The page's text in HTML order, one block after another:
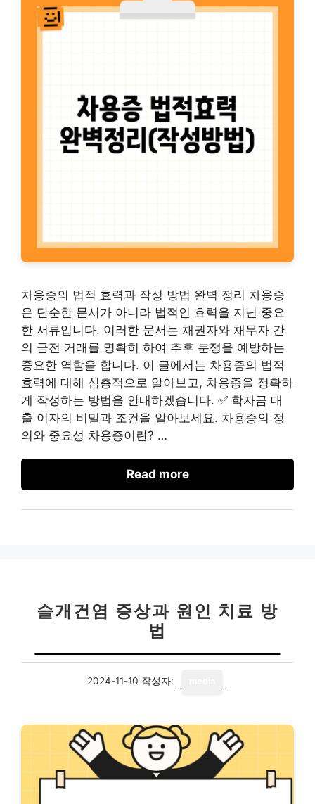
차용증의 법적 효력과 작성 방법 완벽 정리 차용증
은 단순한 문서가 아니라 법적인 효력을 지닌 중요
한 서류입니다. 이러한 문서는 채권자와 채무자 간
의 금전 거래를 명확히 하여 추후 분쟁을 예방하는
중요한 역할을 합니다. 이 글에서는 차용증의 법적
효력에 대해 심층적으로 알아보고, 차용증을 정확하
게 작성하는 방법을 안내하겠습니다. ✅ 학자금 대
출 이자의 비밀과 조건을 알아보세요. 차용증의 정
의와 중요성 차용증이란? …
Read more
슬개건염 증상과 원인 치료 방
법
2024-11-10 작성자: